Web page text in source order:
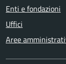
Enti e fondazioni
Uffici
Aree